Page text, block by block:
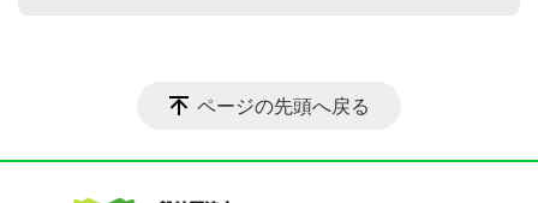
ページの先頭へ戻る